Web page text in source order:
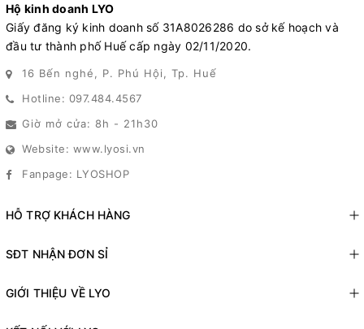
Hộ kinh doanh LYO
Giấy đăng ký kinh doanh số 31A8026286 do sở kế hoạch và
đầu tư thành phố Huế cấp ngày 02/11/2020.
16 Bến nghé, P. Phú Hội, Tp. Huế
Hotline: 097.484.4567
Giờ mở cửa: 8h - 21h30
Website: www.lyosi.vn
Fanpage: LYOSHOP
HỖ TRỢ KHÁCH HÀNG
SĐT NHẬN ĐƠN SỈ
GIỚI THIỆU VỀ LYO